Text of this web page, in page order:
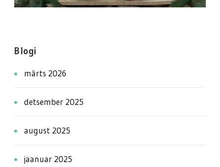
Blogi
märts 2026
detsember 2025
august 2025
jaanuar 2025